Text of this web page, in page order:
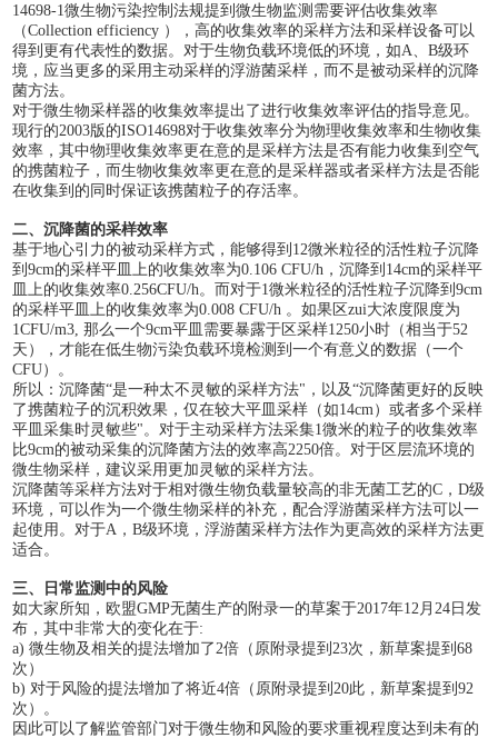
14698-1微生物污染控制法规提到微生物监测需要评估收集效率
（Collection efficiency ），高的收集效率的采样方法和采样设备可以
得到更有代表性的数据。对于生物负载环境低的环境，如A、B级环
境，应当更多的采用主动采样的浮游菌采样，而不是被动采样的沉降
菌方法。
对于微生物采样器的收集效率提出了进行收集效率评估的指导意见。
现行的2003版的ISO14698对于收集效率分为物理收集效率和生物收集
效率，其中物理收集效率更在意的是采样方法是否有能力收集到空气
的携菌粒子，而生物收集效率更在意的是采样器或者采样方法是否能
在收集到的同时保证该携菌粒子的存活率。
二、沉降菌的采样效率
基于地心引力的被动采样方式，能够得到 12微米粒径的活性粒子沉降
到9cm的采样平皿上的收集效率为0.106 CFU/h，沉降到14cm的采样平
皿上的收集效率0.256CFU/h。而对于1微米粒径的活性粒子沉降到9cm
的采样平皿上的收集效率为0.008 CFU/h 。如果区zui大浓度限度为
1CFU/m3, 那么一个9cm平皿需要暴露于区采样1250小时（相当于52
天），才能在低生物污染负载环境检测到一个有意义的数据（一个
CFU）。
所以：沉降菌“是一种太不灵敏的采样方法"，以及“沉降菌更好的反映
了携菌粒子的沉积效果，仅在较大平皿采样（如14cm）或者多个采样
平皿采集时灵敏些"。对于主动采样方法采集1微米的粒子的收集效率
比9cm的被动采集的沉降菌方法的效率高2250倍。对于区层流环境的
微生物采样，建议采用更加灵敏的采样方法。
沉降菌等采样方法对于相对微生物负载量较高的非无菌工艺的C，D级
环境，可以作为一个微生物采样的补充，配合浮游菌采样方法可以一
起使用。对于A，B级环境，浮游菌采样方法作为更高效的采样方法更
适合。
三、日常监测中的风险
如大家所知，欧盟GMP无菌生产的附录一的草案于2017年12月24日发
布，其中非常大的变化在于:
a) 微生物及相关的提法增加了2倍（原附录提到23次，新草案提到68
次）
b) 对于风险的提法增加了将近4倍（原附录提到20此，新草案提到92
次）。
因此可以了解监管部门对于微生物和风险的要求重视程度达到未有的